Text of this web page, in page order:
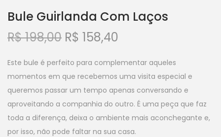
Bule Guirlanda Com Laços
R$198,00 R$ 158,40
Este bule é perfeito para complementar aqueles
momentos em que recebemos uma visita especial e
queremos passar um tempo apenas conversando e
aproveitando a companhia do outro. É uma peça que faz
toda a diferença, deixa o ambiente mais aconchegante e,
por isso, não pode faltar na sua casa.